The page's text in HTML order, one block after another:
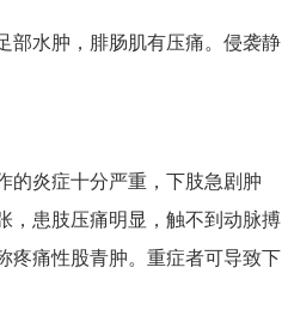
部水肿，腓肠肌有压痛。侵袭静
的炎症十分严重，下肢急剧肿
，患肢压痛明显，触不到动脉搏
疼痛性股青肿。重症者可导致下